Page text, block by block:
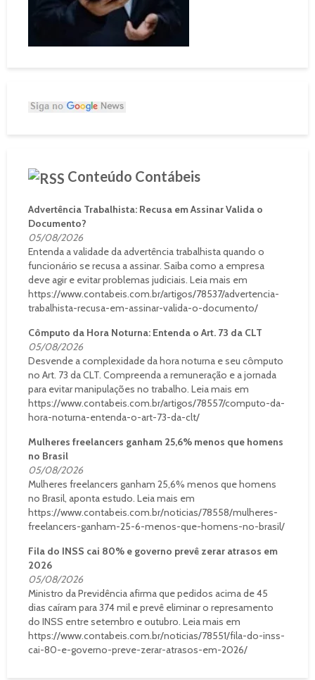
Conteúdo Contábeis
Advertência Trabalhista: Recusa em Assinar Valida o
Documento?
05/08/2026
Entenda a validade da advertência trabalhista quando o
funcionário se recusa a assinar. Saiba como a empresa
deve agir e evitar problemas judiciais. Leia mais em
https://www.contabeis.com.br/artigos/78537/advertencia-
trabalhista-recusa-em-assinar-valida-o-documento/
Cômputo da Hora Noturna: Entenda o Art. 73 da CLT
05/08/2026
Desvende a complexidade da hora noturna e seu cômputo
no Art. 73 da CLT. Compreenda a remuneração e a jornada
para evitar manipulações no trabalho. Leia mais em
https://www.contabeis.com.br/artigos/78557/computo-da-
hora-noturna-entenda-o-art-73-da-clt/
Mulheres freelancers ganham 25,6% menos que homens
no Brasil
05/08/2026
Mulheres freelancers ganham 25,6% menos que homens
no Brasil, aponta estudo. Leia mais em
https://www.contabeis.com.br/noticias/78558/mulheres-
freelancers-ganham-25-6-menos-que-homens-no-brasil/
Fila do INSS cai 80% e governo prevê zerar atrasos em
2026
05/08/2026
Ministro da Previdência afirma que pedidos acima de 45
dias caíram para 374 mil e prevê eliminar o represamento
do INSS entre setembro e outubro. Leia mais em
https://www.contabeis.com.br/noticias/78551/fila-do-inss-
cai-80-e-governo-preve-zerar-atrasos-em-2026/